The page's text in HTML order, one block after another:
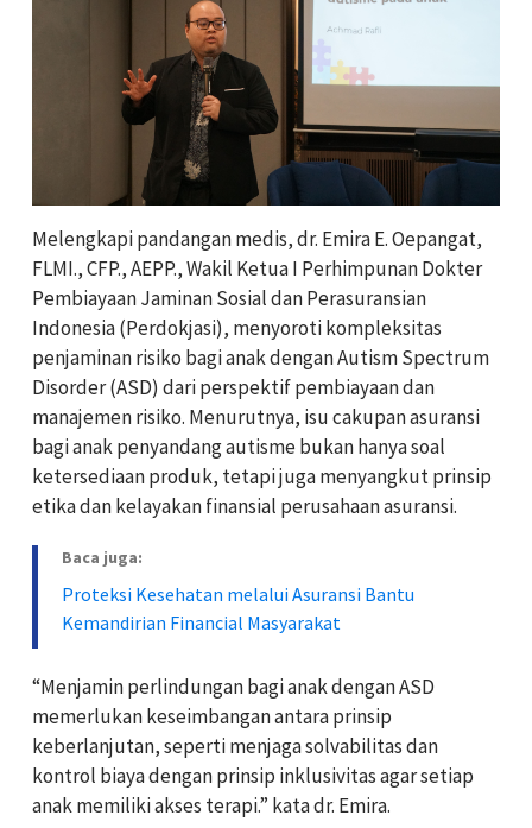
Melengkapi pandangan medis, dr. Emira E. Oepangat,
FLMI., CFP., AEPP., Wakil Ketua I Perhimpunan Dokter
Pembiayaan Jaminan Sosial dan Perasuransian
Indonesia (Perdokjasi), menyoroti kompleksitas
penjaminan risiko bagi anak dengan Autism Spectrum
Disorder (ASD) dari perspektif pembiayaan dan
manajemen risiko. Menurutnya, isu cakupan asuransi
bagi anak penyandang autisme bukan hanya soal
ketersediaan produk, tetapi juga menyangkut prinsip
etika dan kelayakan finansial perusahaan asuransi.
Baca juga:
Proteksi Kesehatan melalui Asuransi Bantu
Kemandirian Financial Masyarakat
“Menjamin perlindungan bagi anak dengan ASD
memerlukan keseimbangan antara prinsip
keberlanjutan, seperti menjaga solvabilitas dan
kontrol biaya dengan prinsip inklusivitas agar setiap
anak memiliki akses terapi.” kata dr. Emira.